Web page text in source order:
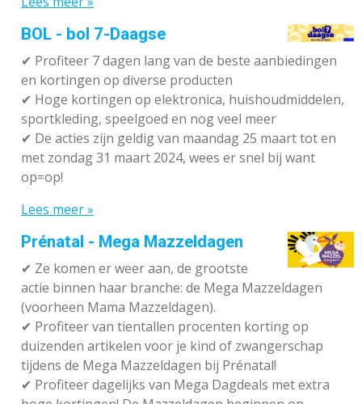
BOL - bol 7-Daagse
✔ Profiteer 7 dagen lang van de beste aanbiedingen
en kortingen op diverse producten
✔ Hoge kortingen op elektronica, huishoudmiddelen,
sportkleding, speelgoed en nog veel meer
✔ De acties zijn geldig van maandag 25 maart tot en
met zondag 31 maart 2024, wees er snel bij want
op=op!
Lees meer »
Prénatal - Mega Mazzeldagen
✔ Ze komen er weer aan, de grootste
actie binnen haar branche: de Mega Mazzeldagen
(voorheen Mama Mazzeldagen).
✔ Profiteer van tientallen procenten korting op
duizenden artikelen voor je kind of zwangerschap
tijdens de Mega Mazzeldagen bij Prénatal!
✔ Profiteer dagelijks van Mega Dagdeals met extra